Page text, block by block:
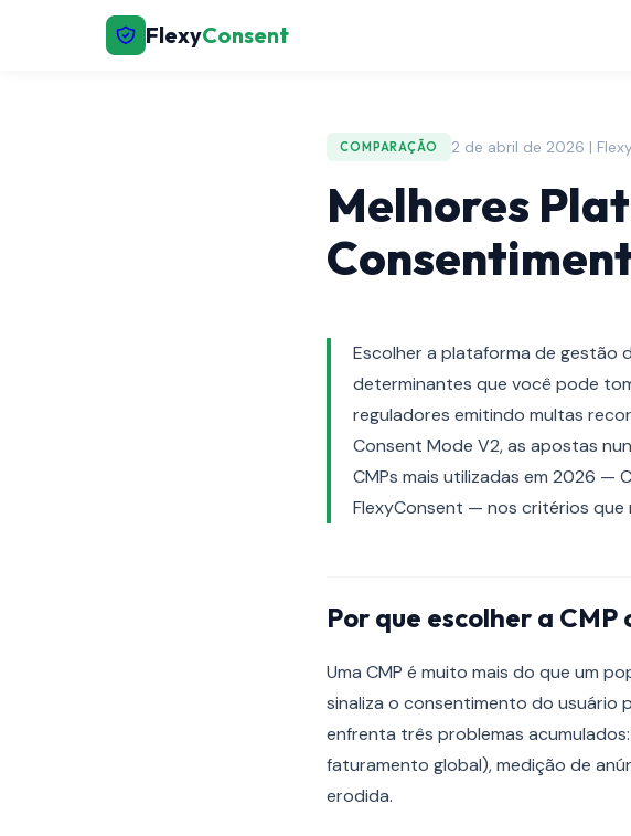
FlexyConsent
COMPARAÇÃO 2 de abril de 2026 |
Melhores
Escolher a plataforma de gestão
determinantes que você pode
reguladores emitindo multas
Consent Mode V2, as apostas
CMPs mais utilizadas em 2026 —
FlexyConsent — nos critérios que
Por que escolher a
Uma CMP é muito mais do que um
sinaliza o consentimento do usuário
enfrenta três problemas
faturamento global), medição de
erodida.